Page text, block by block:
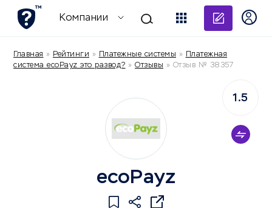
Компании
Главная » Рейтинги » Платежные системы »
Платежная
система ecoPayz это развод? » Отзывы » Отзыв № 38357
ecoPayz
1.5